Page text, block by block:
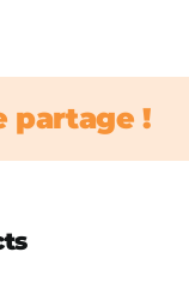
partage !